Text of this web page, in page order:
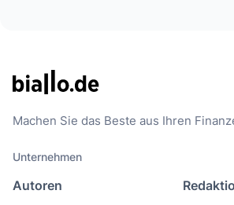
Machen Sie das Beste aus Ihren
Unternehmen
Autoren